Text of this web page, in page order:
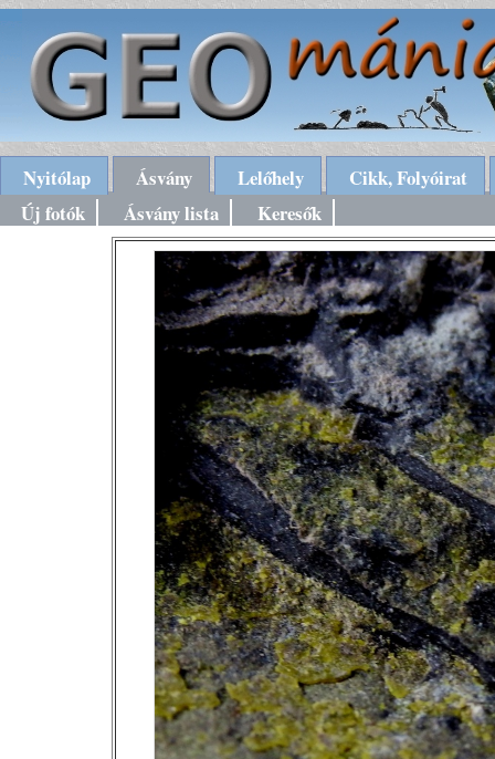
Nyitólap Ásvány Lelőhely
Cikk, Folyóirat
Új fotók
Ásvány lista Keresők